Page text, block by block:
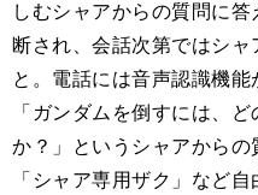
しむシャアからの質問に
断され、会話次第ではシ
と。電話には音声認識機
「ガンダムを倒すには、
か？」というシャアから
「シャア専用ザク」など